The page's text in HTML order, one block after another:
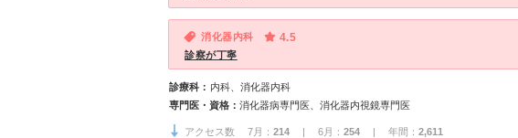
消化器内科 4.5
診察が丁寧
診療科： 内科、消化器内科
専門医・資格： 消化器病専門医、消化器内視鏡専門医
アクセス数 7月： 214 | 6月： 254 | 年間： 2,611